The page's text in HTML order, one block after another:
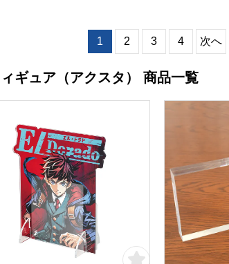
1 2 3 4 次へ
ギュア（アクスタ） 商品一覧